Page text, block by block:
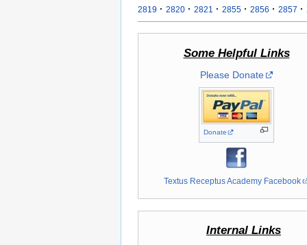
2819 · 2820 · 2821 · 2855 · 2856 · 2857 ·
Some Helpful Links
Please Donate
Donate
Textus Receptus Academy Facebook
Internal Links